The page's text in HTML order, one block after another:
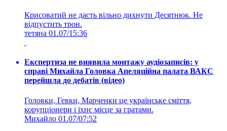
Крисоватий не дасть вільно дихнути Десятнюк. Не
відпустить трон.
тетяна 01.07/15:36
Експертиза не виявила монтажу аудіозаписів: у
справі Михайла Головка Апеляційна палата ВАКС
перейшла до дебатів (відео)
Головки, Гевки, Марченки це українське сміття,
корупціонери і їхнє місце за гратами.
Михайло 01.07/07:52